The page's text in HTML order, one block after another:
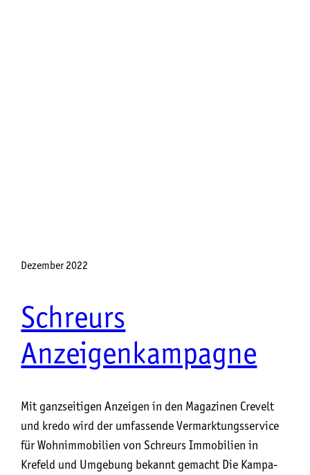
Dezember 2022
Schreurs
Anzeigenkampagne
Mit ganzseitigen Anzeigen in den Magazinen Crevelt
und kredo wird der umfassende Vermarktungsservice
für Wohnimmobilien von Schreurs Immobilien in
Krefeld und Umgebung bekannt gemacht Die Kam­pa­